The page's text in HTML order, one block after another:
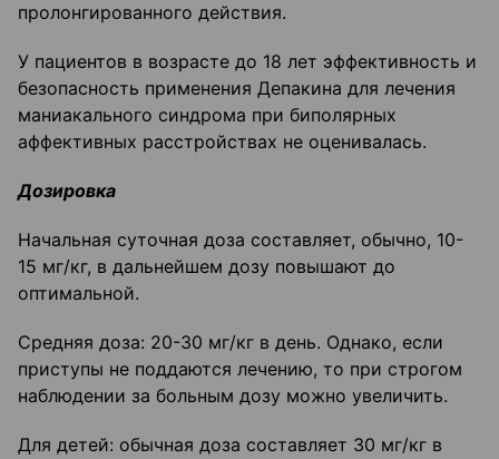
пролонгированного действия.
У пациентов в возрасте до 18 лет эффективность и
безопасность применения Депакина для лечения
маниакального синдрома при биполярных
аффективных расстройствах не оценивалась.
Дозировка
Начальная суточная доза составляет, обычно, 10-
15 мг/кг, в дальнейшем дозу повышают до
оптимальной.
Средняя доза: 20-30 мг/кг в день. Однако, если
приступы не поддаются лечению, то при строгом
наблюдении за больным дозу можно увеличить.
Для детей: обычная доза составляет 30 мг/кг в